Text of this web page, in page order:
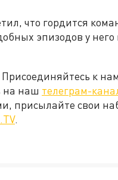
что гордится
эпизодов у
к
на наш телеграм-
присылайте свои
.